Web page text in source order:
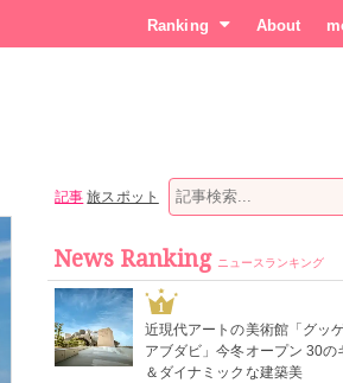
Ranking About
記事 旅スポット
News Ranking ニュースランキング
1
近現代アートの美術館「グッ
アブダビ」今冬オープン 30の
＆ダイナミックな建築美